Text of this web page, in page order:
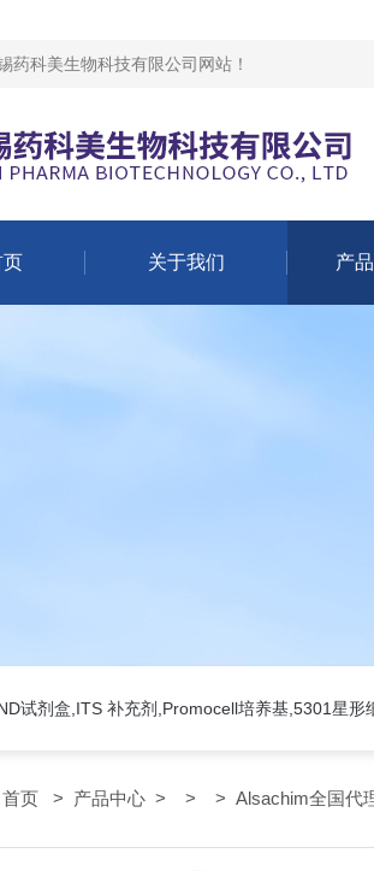
药科美生物科技有限公司网站 ！
页 关于我们 产
试剂盒,ITS 补充剂,Promocell培养基,5301星形
首页 > 产品中心 > > > Alsachim全国代